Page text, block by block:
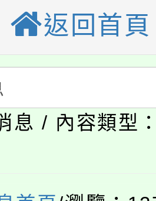
惠，詳情可洽有
增能研習
造教育及科技
生活教案入校路
農教育專業人
」8/29、30在
場!
1時於龍潭區
27日，桃園電
返回首頁
息 / 內容類型